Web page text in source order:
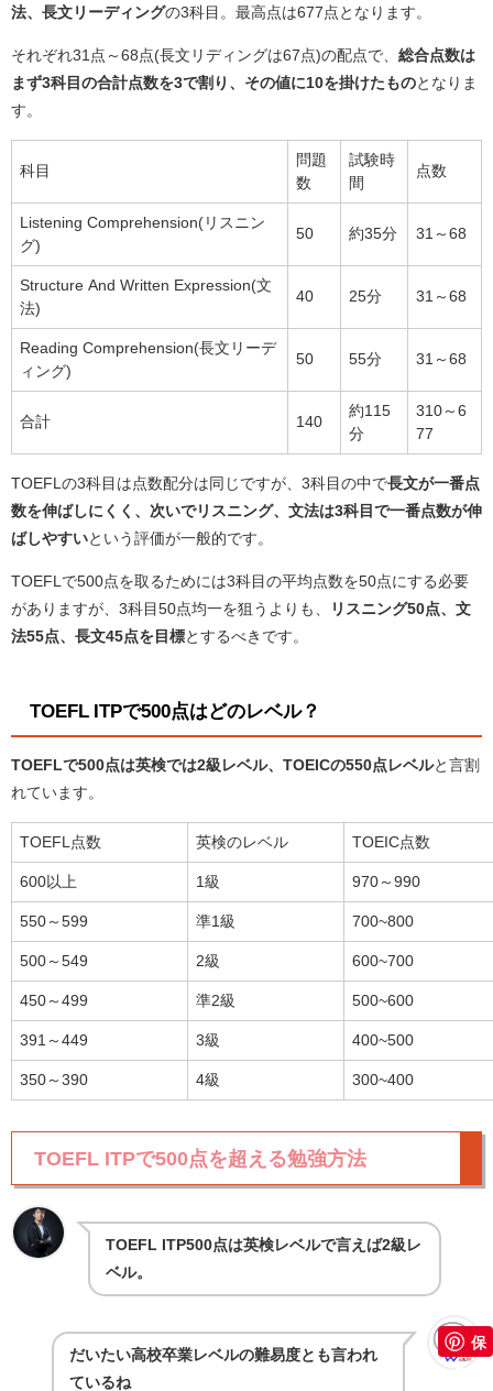
法、長文リーディングの3科目。最高点は677点となります。
それぞれ31点～68点(長文リディングは67点)の配点で、 総合点数は
まず3科目の合計点数を3で割り、その値に10を掛けたもの となりま
す。
科目
問題
数
試験時
間
点数
Listening Comprehension(リスニン
グ)
50 約35分 31～68
Structure And Written Expression(文
法)
40 25分 31～68
Reading Comprehension(長文リーデ
ィング)
50 55分 31～68
合計 140
約115
分
310～6
77
TOEFLの3科目は点数配分は同じですが、3科目の中で長文が一番点
数を伸ばしにくく、次いでリスニング、文法は3科目で一番点数が伸
ばしやすい という評価が一般的です。
TOEFLで500点を取るためには3科目の平均点数を50点にする必要
がありますが、3科目50点均一を狙うよりも、
リスニング50点、文
法55点、長文45点を目標 とするべきです。
TOEFL ITPで500点はどのレベル？
TOEFLで500点は英検では2級レベル、 TOEICの550点レベルと言割
れています。
TOEFL点数 英検のレベル TOEIC点数
600以上 1級 970～990
550～599 準1級 700~800
500～549 2級 600~700
450～499 準2級 500~600
391～449 3級 400~500
350～390 4級 300~400
TOEFL ITPで500点を超える勉強方法
TOEFL ITP500点は英検レベルで言えば2級レ
ベル。
だいたい高校卒業レベルの難易度とも言われ
ているね
保